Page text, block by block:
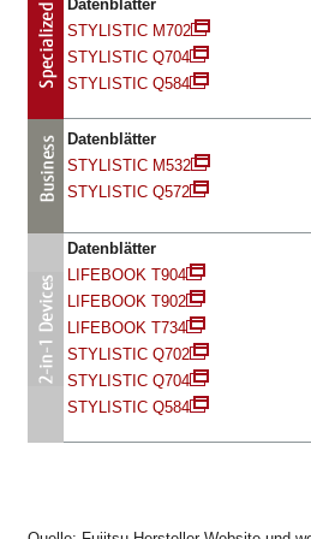
Datenblätter
STYLISTIC M702
STYLISTIC Q704
STYLISTIC Q584
Datenblätter
STYLISTIC M532
STYLISTIC Q572
Datenblätter
LIFEBOOK T904
LIFEBOOK T902
LIFEBOOK T734
STYLISTIC Q702
STYLISTIC Q704
STYLISTIC Q584